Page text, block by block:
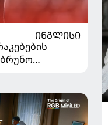
ᲘᲜᲒᲚᲘᲡᲘ